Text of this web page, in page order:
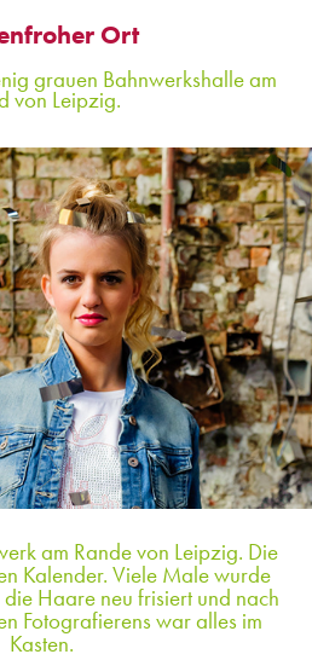
Ort
grauen Bahnwerkshalle am
von Leipzig.
am Rande von Leipzig. Die
Kalender. Viele Male wurde
Haare neu frisiert und nach
Fotografierens war alles im
Kasten.